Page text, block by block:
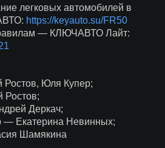
легковых автомобилей в
https://keyauto.su/FR50
— КЛЮЧАВТО Лайт:
Юля Купер;
Ростов;
Деркач;
— Екатерина Невинных;
Шамякина